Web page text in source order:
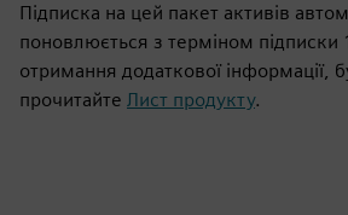
Підписка на цей пакет активів
поновлюється з терміном підписки
отримання додаткової інформації,
прочитайте Лист продукту.